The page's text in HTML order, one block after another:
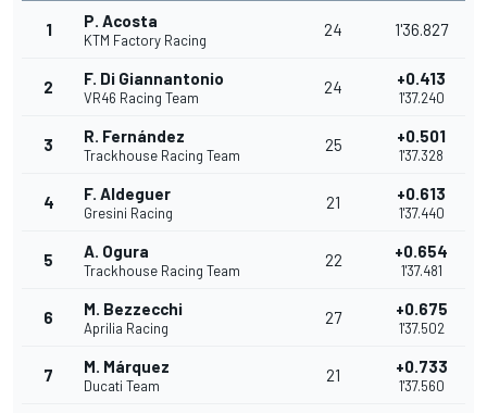
1 P. Acosta
KTM Factory Racing
24 1'36.827
2 F. Di Giannantonio
VR46 Racing Team
24 +0.413
1'37.240
3 R. Fernández
Trackhouse Racing Team
25 +0.501
1'37.328
4 F. Aldeguer
Gresini Racing
21 +0.613
1'37.440
5 A. Ogura
Trackhouse Racing Team
22 +0.654
1'37.481
6 M. Bezzecchi
Aprilia Racing
27 +0.675
1'37.502
7 M. Márquez
Ducati Team
21 +0.733
1'37.560